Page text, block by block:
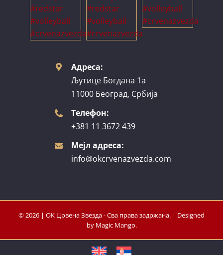
Адреса:
Љутице Богдана 1а
11000 Београд, Србија
Телефон:
+381 11 3672 439
Мејл адреса:
info@okcrvenazvezda.com
© 2026 | ОК Црвена Звезда - Сва права задржана. | Designed
by Magic Mango.